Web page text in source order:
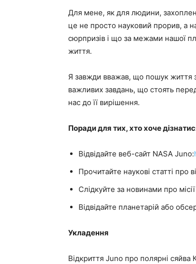
Для мене, як для людини,
це не просто науковий прорив, а
сюрпризів і що за межами нашої
життя.
Я завжди вважав, що пошук життя
важливих завдань, що стоять
нас до її вирішення.
Поради для тих, хто хоче
Відвідайте веб-сайт NASA Juno:
Прочитайте наукові статті про
Слідкуйте за новинами про
Відвідайте планетарій або
Укладення
Відкриття Juno про полярні